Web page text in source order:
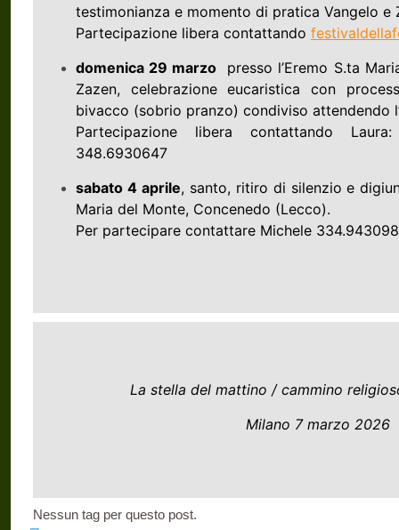
testimonianza e momento di pratica Vangelo e
Partecipazione libera contattando
domenica 29 marzo presso l’Eremo S.ta
Zazen, celebrazione eucaristica con
bivacco (sobrio pranzo) condiviso attendendo
Partecipazione libera contattando Laura:
348.6930647
sabato 4 aprile, santo, ritiro di silenzio e
Maria del Monte, Concenedo (Lecco).
Per partecipare contattare Michele
La stella del mattino / cammino
Milano 7 marzo 2026
Nessun tag per questo post.